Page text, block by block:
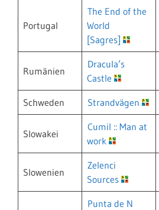
Portugal
The End of the
World
[Sagres]
Rumänien
Dracula’s
Castle
Schweden Strandvägen
Slowakei
Cumil :: Man at
work
Slowenien
Zelenci
Sources
Punta de N